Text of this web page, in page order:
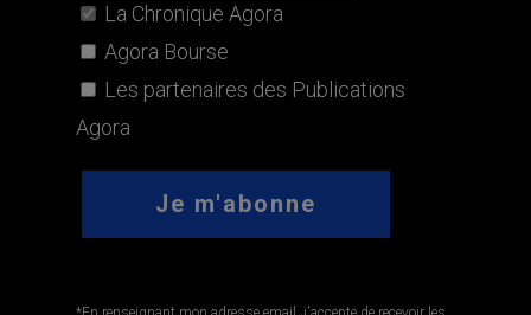
La Chronique Agora
Agora Bourse
Les partenaires des Publications
Agora